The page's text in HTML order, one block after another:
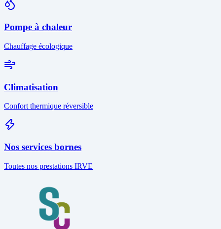
Pompe à chaleur
Chauffage écologique
Climatisation
Confort thermique réversible
Nos services bornes
Toutes nos prestations IRVE